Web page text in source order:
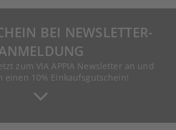
BEI NEWSLETTER-
zum VIA APPIA Newsletter an und
einen 10% Einkaufsgutschein!